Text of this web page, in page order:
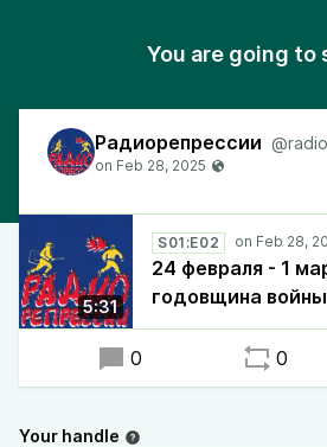
You are going to
Радиорепрессии
5:31
S01:E02
24 февраля - 1
годовщина войны
0 0
Your handle